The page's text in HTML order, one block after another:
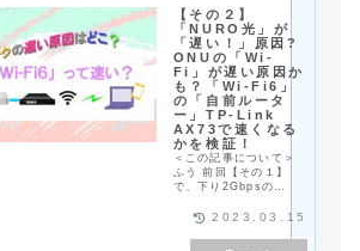
【その２】
「NURO光」が
「遅い！」原因?
ONUの「Wi-
Fi」が遅い原因か
も？「Wi-Fi6」
の「自前ルータ
ー」TP-Link
AX73で速くなる
かを検証！
＜この記事について＞
ふう 前回【その１】
で、下り2Gbpsの
ひとつに「Wi-Fi5」が
2023.03.15